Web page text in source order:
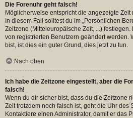
Die Forenuhr geht falsch!
Möglicherweise entspricht die angezeigte Zeit
In diesem Fall solltest du im „Persönlichen
Zeitzone (Mitteleuropäische Zeit, ...)
von registrierten Benutzern geändert werden.
bist, ist dies ein guter Grund, dies jetzt zu tun.
Nach oben
Ich habe die Zeitzone eingestellt, aber die
falsch!
Wenn du dir sicher bist, dass du die Zeitzone
Zeit trotzdem noch falsch ist, geht die Uhr des
Kontaktiere einen Administrator, damit er das